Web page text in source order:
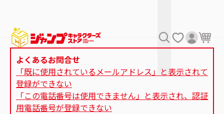
よくあるお問合せ
「既に使用されているメールアドレス」と表示されて
登録ができない
「この電話番号は使用できません」と表示され、認証
用電話番号が登録できない